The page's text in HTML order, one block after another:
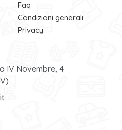
Faq
Condizioni generali
Privacy
IV Novembre, 4